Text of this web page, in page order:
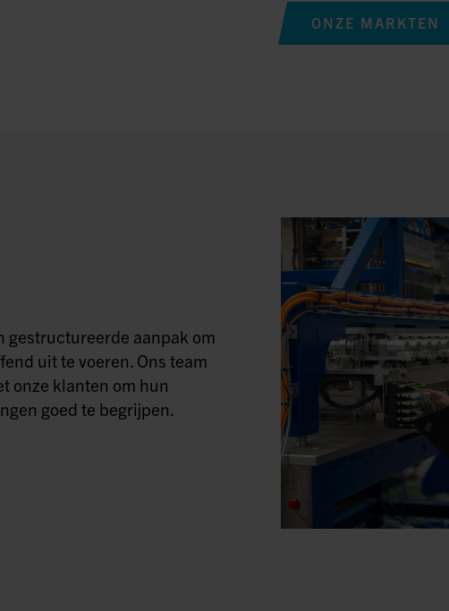
ONZE MARKTEN
gestructureerde aanpak om
uit te voeren. Ons team
onze klanten om hun
goed te begrijpen.